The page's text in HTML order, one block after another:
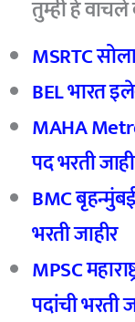
तुम्ही हे वाचले
MSRTC
BEL भारत
MAHA Metro
पद भरती
BMC
भरती जाहीर
MPSC
पदांची भरती